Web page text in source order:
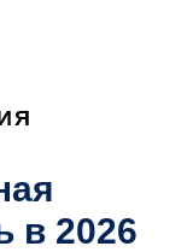
в 2026